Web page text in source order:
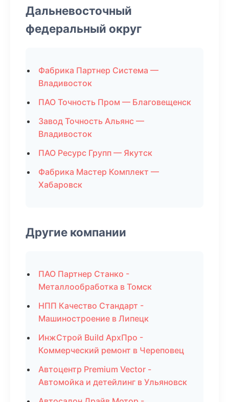
Дальневосточный
федеральный округ
Фабрика Партнер Система —
Владивосток
ПАО Точность Пром — Благовещенск
Завод Точность Альянс —
Владивосток
ПАО Ресурс Групп — Якутск
Фабрика Мастер Комплект —
Хабаровск
Другие компании
ПАО Партнер Станко -
Металлообработка в Томск
НПП Качество Стандарт -
Машиностроение в Липецк
ИнжСтрой Build АрхПро -
Коммерческий ремонт в Череповец
Автоцентр Premium Vector -
Автомойка и детейлинг в Ульяновск